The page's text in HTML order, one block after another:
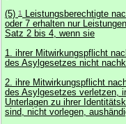
(5) 1
Leistungsberechtigte
oder 7 erhalten nur
Satz 2 bis 4, wenn sie
1. ihrer Mitwirkungspflicht
des Asylgesetzes nicht
2. ihre Mitwirkungspflicht
des Asylgesetzes verletzen,
Unterlagen zu ihrer
sind, nicht vorlegen,